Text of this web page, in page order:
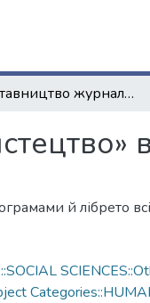
Представництво журналу «Нове мистецтво» в Києві
й лібрето